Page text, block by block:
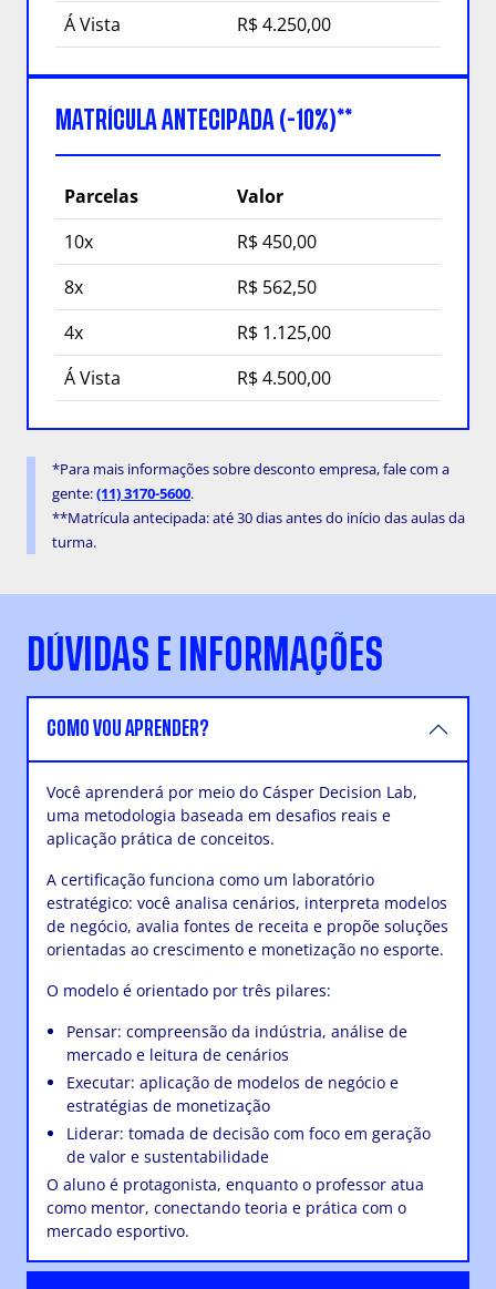
Á Vista
R$ 4.250,00
MATRÍCULA ANTECIPADA (-10%)**
Parcelas
Valor
10x
R$ 450,00
8x
R$ 562,50
4x
R$ 1.125,00
Á Vista
R$ 4.500,00
*Para mais informações sobre desconto empresa, fale com a
gente:(11) 3170-5600.
**Matrícula antecipada: até 30 dias antes do início das aulas da
turma.
DÚVIDAS E INFORMAÇÕES
COMO VOU APRENDER?
Você aprenderá por meio do Cásper Decision Lab,
uma metodologia baseada em desafios reais e
aplicação prática de conceitos.
A certificação funciona como um laboratório
estratégico: você analisa cenários, interpreta modelos
de negócio, avalia fontes de receita e propõe soluções
orientadas ao crescimento e monetização no esporte.
O modelo é orientado por três pilares:
Pensar: compreensão da indústria, análise de
mercado e leitura de cenários
Executar: aplicação de modelos de negócio e
estratégias de monetização
Liderar: tomada de decisão com foco em geração
de valor e sustentabilidade
O aluno é protagonista, enquanto o professor atua
como mentor, conectando teoria e prática com o
mercado esportivo.